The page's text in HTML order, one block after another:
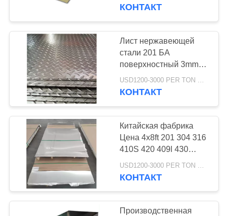
ЗАВОДУ
КОНТРОЛЬ
КАЧЕСТВА
СВЯЖИТЕСЬ
НАМИ
ЗАПРОСИТЕ
ЦИТАТУ
Алюминиевая
плита листа
105
Алюминиевый крен
катушки
внутреннего внешнего
КОНТАКТ
Лист нержавеющей
стали 201 БА
поверхностный 3mm
выбитый
USD1200-3000 PER TON MOQ:1Ton
КОНТАКТ
Китайская фабрика
Цена 4x8ft 201 304 316
410S 420 409l 430
Зеркало 2B BA
Холоднокатаная SS
КОНТАКТ
Производственная